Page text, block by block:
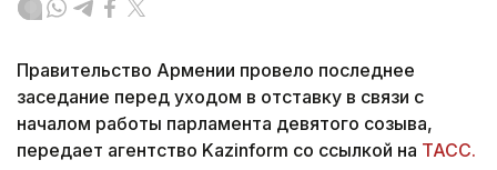
Правительство Армении провело последнее
заседание перед уходом в отставку в связи с
началом работы парламента девятого созыва,
передает агентство Kazinform со ссылкой на ТАСС.